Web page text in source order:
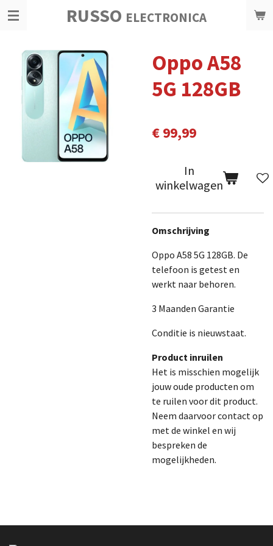
Ga
hoofdinhoud
RUSSO ELECTRONICA
Oppo A58
5G 128GB
€ 99,99
In
winkelwagen
Omschrijving
Oppo A58 5G 128GB. De
telefoon is getest en
werkt naar behoren.
3 Maanden Garantie
Conditie is nieuwstaat.
Product inruilen
Het is misschien mogelijk
jouw oude producten om
te ruilen voor dit product.
Neem daarvoor contact op
met de winkel en wij
bespreken de
mogelijkheden.